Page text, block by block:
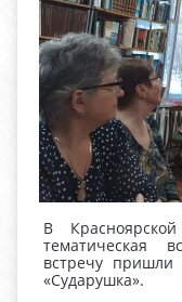
В
тематическая
встречу пришли
«Сударушка».